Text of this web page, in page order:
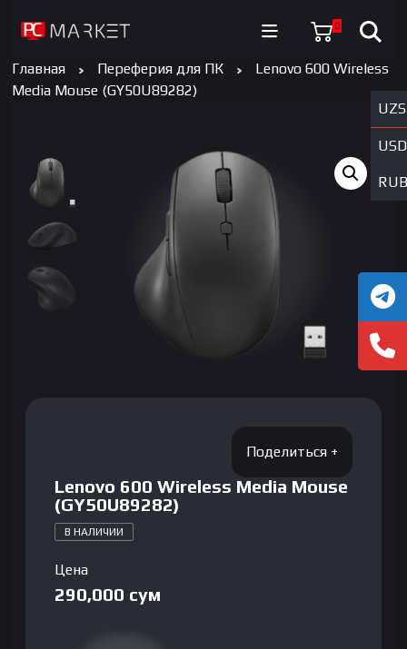
0
UZS
USD
RUB
Главная Переферия для ПК
Lenovo 600 Wireless
Media Mouse (GY50U89282)
Lenovo 600 Wireless Media Mouse
(GY50U89282)
В НАЛИЧИИ
Цена
290,000 сум